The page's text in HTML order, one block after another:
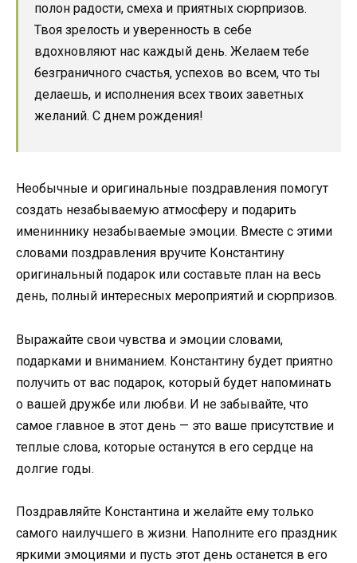
полон радости, смеха и приятных сюрпризов.
Твоя зрелость и уверенность в себе
вдохновляют нас каждый день. Желаем тебе
безграничного счастья, успехов во всем, что ты
делаешь, и исполнения всех твоих заветных
желаний. С днем рождения!
Необычные и оригинальные поздравления помогут
создать незабываемую атмосферу и подарить
имениннику незабываемые эмоции. Вместе с этими
словами поздравления вручите Константину
оригинальный подарок или составьте план на весь
день, полный интересных мероприятий и сюрпризов.
Выражайте свои чувства и эмоции словами,
подарками и вниманием. Константину будет приятно
получить от вас подарок, который будет напоминать
о вашей дружбе или любви. И не забывайте, что
самое главное в этот день — это ваше присутствие и
теплые слова, которые останутся в его сердце на
долгие годы.
Поздравляйте Константина и желайте ему только
самого наилучшего в жизни. Наполните его праздник
яркими эмоциями и пусть этот день останется в его